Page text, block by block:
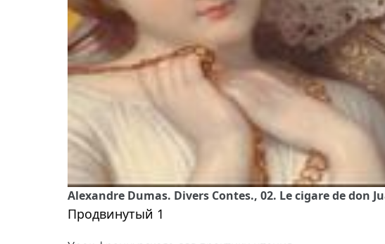
Alexandre Dumas. Divers Contes., 02. Le cigare de don
Продвинутый 1